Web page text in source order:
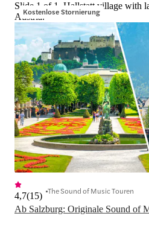
Kostenlose Stornierung
Slide 1 of 1, Hallstatt village with
Austria.
Ab Salzburg: Originale Sound of
4,7(15) The Sound of Music Touren